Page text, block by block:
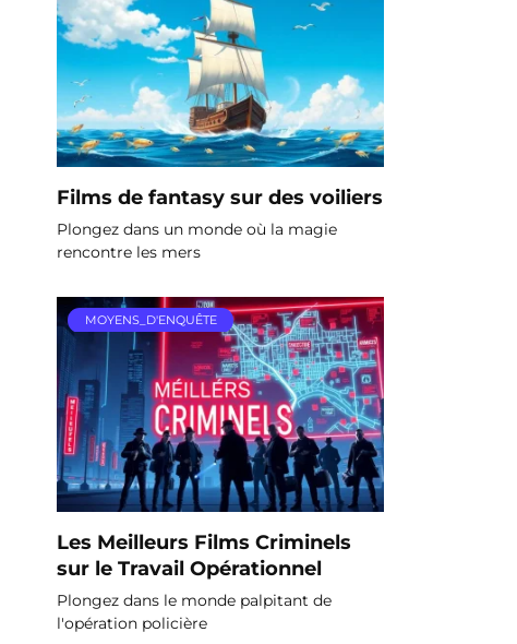
Films de fantasy sur des voiliers
Plongez dans un monde où la magie
rencontre les mers
MOYENS_D'ENQUÊTE
Les Meilleurs Films Criminels
sur le Travail Opérationnel
Plongez dans le monde palpitant de
l'opération policière